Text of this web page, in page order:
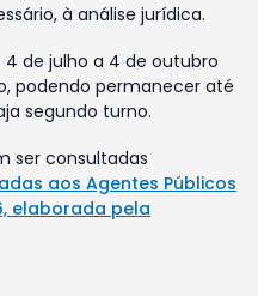
à análise jurídica.
4 de julho a 4 de outubro
podendo permanecer até
segundo turno.
ser consultadas
aos Agentes Públicos
elaborada pela